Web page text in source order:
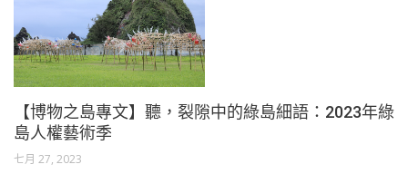
【博物之島專文】聽，裂隙中的綠島細語：2023年綠
島人權藝術季
七月 27, 2023